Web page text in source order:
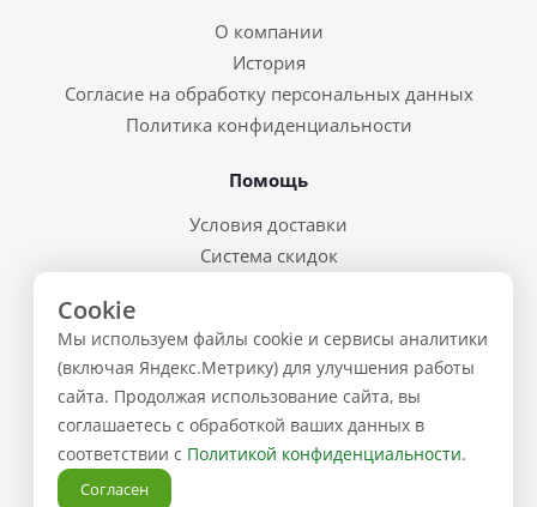
О компании
История
Согласие на обработку персональных данных
Политика конфиденциальности
Помощь
Условия доставки
Система скидок
Предварительные заказы
Контакты
Cookie
Мы используем файлы cookie и сервисы аналитики
(включая Яндекс.Метрику) для улучшения работы
сайта. Продолжая использование сайта, вы
соглашаетесь с обработкой ваших данных в
соответствии с Политикой конфиденциальности.
Согласен